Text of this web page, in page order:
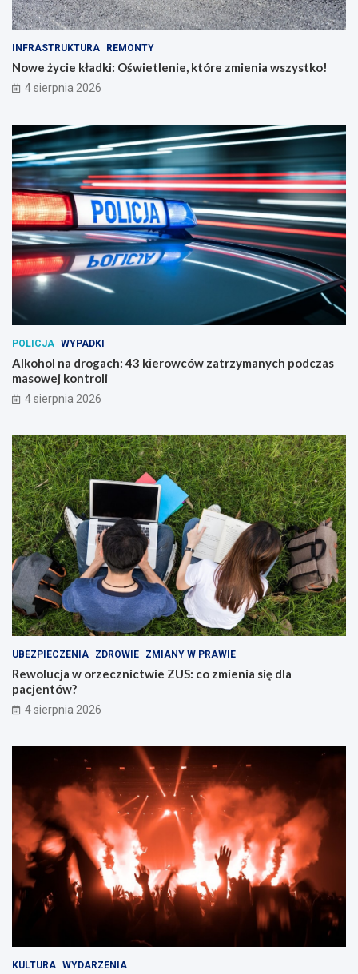
INFRASTRUKTURA REMONTY
Nowe życie kładki: Oświetlenie, które zmienia wszystko!
4 sierpnia 2026
POLICJA WYPADKI
Alkohol na drogach: 43 kierowców zatrzymanych podczas
masowej kontroli
4 sierpnia 2026
UBEZPIECZENIA ZDROWIE ZMIANY W PRAWIE
Rewolucja w orzecznictwie ZUS: co zmienia się dla
pacjentów?
4 sierpnia 2026
KULTURA WYDARZENIA